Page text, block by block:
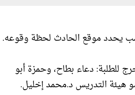
يحدد موقع الحادث لحظة وقوعه.
للطلبة: دعاء بطاح، وحمزة أبو
هيئة التدريس د.محمد إخليل.